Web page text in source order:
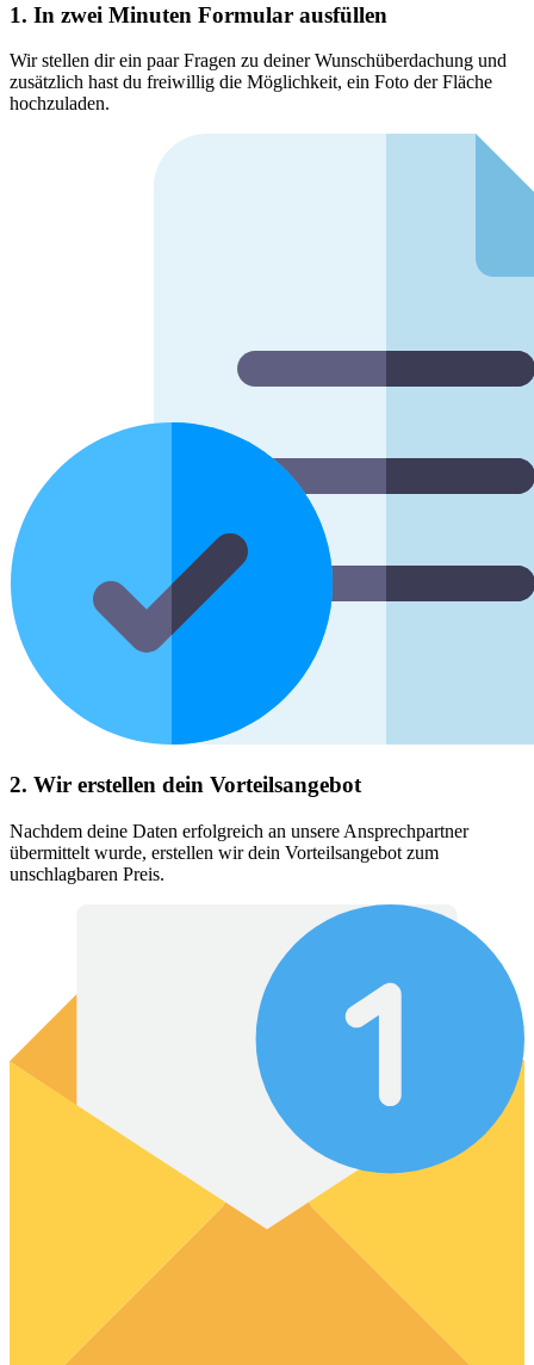
1. In zwei Minuten Formular ausfüllen
Wir stellen dir ein paar Fragen zu deiner Wunschüberdachung und
zusätzlich hast du freiwillig die Möglichkeit, ein Foto der Fläche
hochzuladen.
2. Wir erstellen dein Vorteilsangebot
Nachdem deine Daten erfolgreich an unsere Ansprechpartner
übermittelt wurde, erstellen wir dein Vorteilsangebot zum
unschlagbaren Preis.